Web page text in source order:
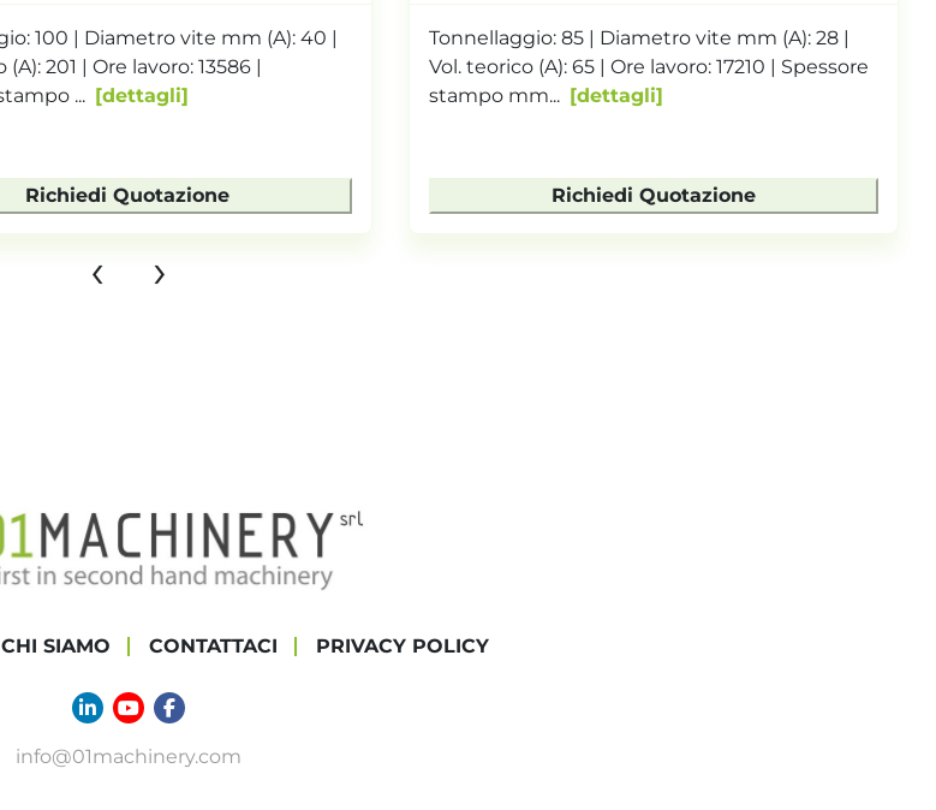
Tonnellaggio: 85 | Diametro vite mm (A): 28 |
Vol. teorico (A): 65 | Ore lavoro: 17210 | Spessore
stampo mm...
Richiedi Quotazione
Tonnellaggio: 100 | Tipo pompa:
Diametro vite mm (A): 35 | Vol.
Ore lavoro: ...
Richiedi Quotazione
‹ ›
CHI SIAMO CONTATTACI PRIVACY POLICY
linkedinyoutubefacebook
info@01machinery.com